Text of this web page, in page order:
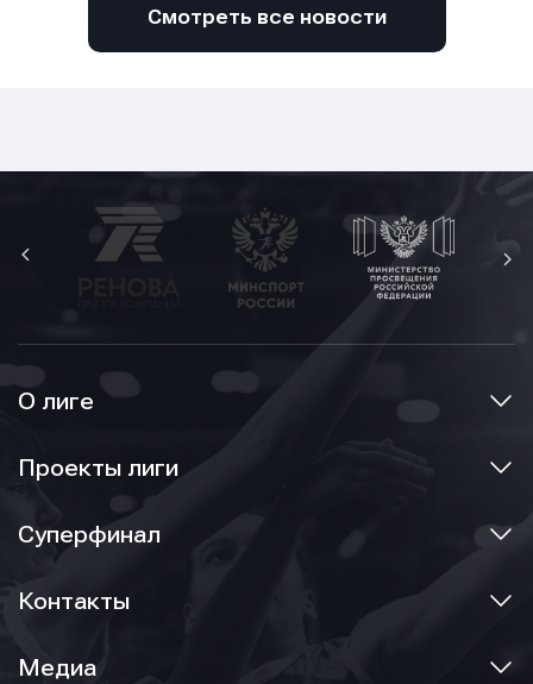
Смотреть все новости
О лиге
Проекты лиги
Суперфинал
Контакты
Медиа